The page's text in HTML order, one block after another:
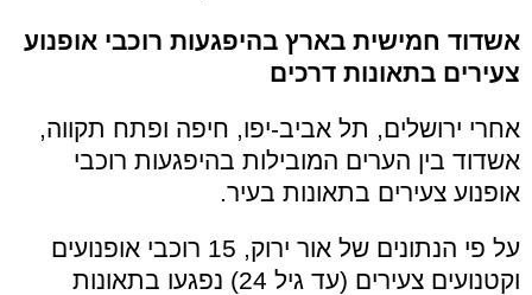
אשדוד חמישית בארץ בהיפגעות רוכבי אופנוע
צעירים בתאונות דרכים
אחרי ירושלים, תל אביב-יפו, חיפה ופתח תקווה,
אשדוד בין הערים המובילות בהיפגעות רוכבי
אופנוע צעירים בתאונות בעיר.
על פי הנתונים של אור ירוק, 15 רוכבי אופנועים
וקטנועים צעירים (עד גיל 24) נפגעו בתאונות